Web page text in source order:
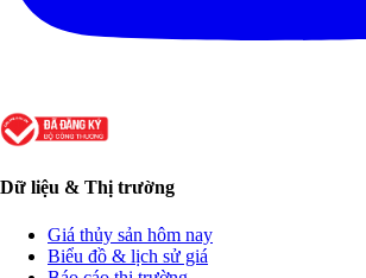
Dữ liệu & Thị trường
Giá thủy sản hôm nay
Biểu đồ & lịch sử giá